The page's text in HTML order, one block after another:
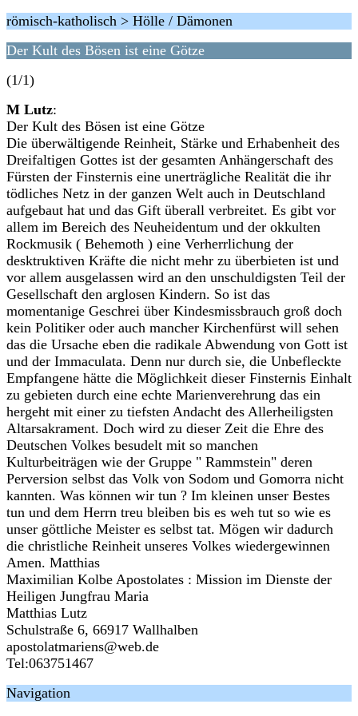
römisch-katholisch > Hölle / Dämonen
Der Kult des Bösen ist eine Götze
(1/1)
M Lutz:
Der Kult des Bösen ist eine Götze
Die überwältigende Reinheit, Stärke und Erhabenheit des
Dreifaltigen Gottes ist der gesamten Anhängerschaft des
Fürsten der Finsternis eine unerträgliche Realität die ihr
tödliches Netz in der ganzen Welt auch in Deutschland
aufgebaut hat und das Gift überall verbreitet. Es gibt vor
allem im Bereich des Neuheidentum und der okkulten
Rockmusik ( Behemoth ) eine Verherrlichung der
desktruktiven Kräfte die nicht mehr zu überbieten ist und
vor allem ausgelassen wird an den unschuldigsten Teil der
Gesellschaft den arglosen Kindern. So ist das
momentanige Geschrei über Kindesmissbrauch groß doch
kein Politiker oder auch mancher Kirchenfürst will sehen
das die Ursache eben die radikale Abwendung von Gott ist
und der Immaculata. Denn nur durch sie, die Unbefleckte
Empfangene hätte die Möglichkeit dieser Finsternis Einhalt
zu gebieten durch eine echte Marienverehrung das ein
hergeht mit einer zu tiefsten Andacht des Allerheiligsten
Altarsakrament. Doch wird zu dieser Zeit die Ehre des
Deutschen Volkes besudelt mit so manchen
Kulturbeiträgen wie der Gruppe " Rammstein" deren
Perversion selbst das Volk von Sodom und Gomorra nicht
kannten. Was können wir tun ? Im kleinen unser Bestes
tun und dem Herrn treu bleiben bis es weh tut so wie es
unser göttliche Meister es selbst tat. Mögen wir dadurch
die christliche Reinheit unseres Volkes wiedergewinnen
Amen. Matthias
Maximilian Kolbe Apostolates : Mission im Dienste der
Heiligen Jungfrau Maria
Matthias Lutz
Schulstraße 6, 66917 Wallhalben
apostolatmariens@web.de
Tel:063751467
Navigation